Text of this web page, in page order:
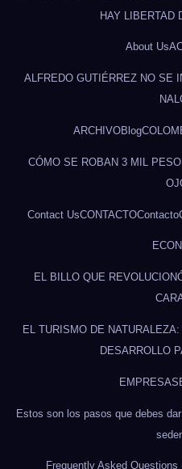
HAY LIBERTAD
About Us
ALFREDO GUTIÉRREZ NO SE
ARCHIVOBlog
CÓMO SE ROBAN 3 MIL
Contact UsCONTACTOContacto
EL BILLO QUE
EL TURISMO DE
DESARROLLO
EMPRESAS
Estos son los pasos que debes
Frequently Asked Questions